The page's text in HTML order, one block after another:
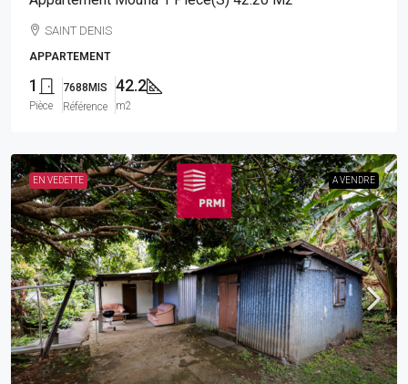
SAINT DENIS
APPARTEMENT
1
Pièce
7688MIS
Référence
42.2
m2
EN VEDETTE A VENDRE